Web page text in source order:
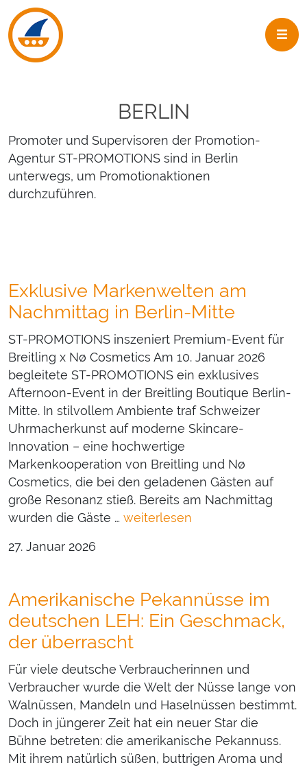
Skip to navigation
Skip to main content
BERLIN
Promoter und Supervisoren der Promotion-
Agentur ST-PROMOTIONS sind in Berlin
unterwegs, um Promotionaktionen
durchzuführen.
Exklusive Markenwelten am
Nachmittag in Berlin-Mitte
ST-PROMOTIONS inszeniert Premium-Event für
Breitling x Nø Cosmetics Am 10. Januar 2026
begleitete ST-PROMOTIONS ein exklusives
Afternoon-Event in der Breitling Boutique Berlin-
Mitte. In stilvollem Ambiente traf Schweizer
Uhrmacherkunst auf moderne Skincare-
Innovation – eine hochwertige
Markenkooperation von Breitling und Nø
Cosmetics, die bei den geladenen Gästen auf
große Resonanz stieß. Bereits am Nachmittag
wurden die Gäste … weiterlesen
27. Januar 2026
Amerikanische Pekannüsse im
deutschen LEH: Ein Geschmack,
der überrascht
Für viele deutsche Verbraucherinnen und
Verbraucher wurde die Welt der Nüsse lange von
Walnüssen, Mandeln und Haselnüssen bestimmt.
Doch in jüngerer Zeit hat ein neuer Star die
Bühne betreten: die amerikanische Pekannuss.
Mit ihrem natürlich süßen, buttrigen Aroma und